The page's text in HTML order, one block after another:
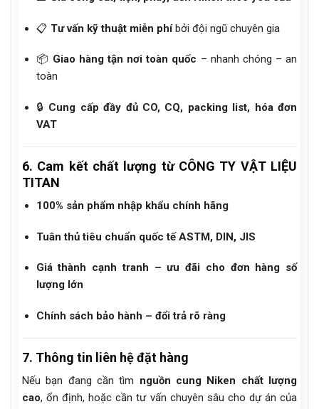
📋 Tư vấn kỹ thuật miễn phíbởi đội ngũ chuyên gia
📦 Giao hàng tận nơi toàn quốc – nhanh chóng – an
toàn
🔒 Cung cấp đầy đủ CO, CQ, packing list, hóa đơn
VAT
6. Cam kết chất lượng từ CÔNG TY VẬT LIỆU
TITAN
100% sản phẩm nhập khẩu chính hãng
Tuân thủ tiêu chuẩn quốc tế ASTM, DIN, JIS
Giá thành cạnh tranh – ưu đãi cho đơn hàng số
lượng lớn
Chính sách bảo hành – đổi trả rõ ràng
7. Thông tin liên hệ đặt hàng
Nếu bạn đang cần tìm nguồn cung Niken chất lượng
cao, ổn định, hoặc cần tư vấn chuyên sâu cho dự án của